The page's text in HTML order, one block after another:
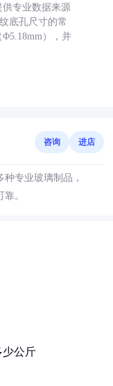
专业数据来源
底孔尺寸的常
），并
咨询 进店
专业玻璃制品，
。
少公斤